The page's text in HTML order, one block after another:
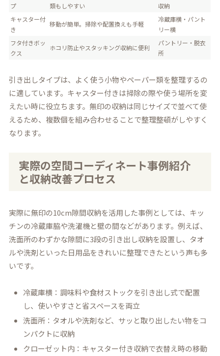
プ 類もしやすい
収納
キャスター付
き
移動が簡単。掃除や配置換えも手軽
冷蔵庫横・パント
リー横
フタ付きボッ
クス
ホコリ防止やスタッキング収納に便利
パントリー・脱衣
所
引き出しタイプは、よく使う小物やペーパー類を整理するの
に適しています。キャスター付きは掃除の際や使う場所を変
えたい時に役立ちます。無印の収納は同じサイズで並べて使
えるため、複数個を組み合わせることで整理整頓がしやすく
なります。
実際の空間コーディネート事例紹介
と収納改善プロセス
実際に無印の10cm隙間収納を活用した事例としては、キッ
チンの冷蔵庫脇や洗濯機と壁の間などがあります。例えば、
洗面所のわずかな隙間に3段の引き出し収納を設置し、タオ
ルや洗剤といった日用品をきれいに整理できたという声も多
いです。
冷蔵庫横：調味料や食材ストックを引き出し式で配置
し、使いやすさと省スペースを両立
洗面所：タオルや洗剤など、サッと取り出したい物をコ
ンパクトに収納
クローゼット内：キャスター付き収納で衣替え時の移動